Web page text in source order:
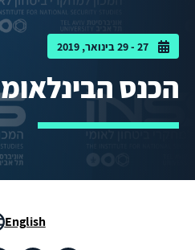
27 - 29 בינואר, 2019
הכנס
English